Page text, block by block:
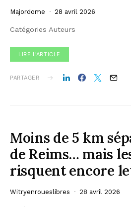
Majordome 28 avril 2026
Catégories Auteurs
LIRE L'ARTICLE
PARTAGER
Moins de 5 km
de Reims… mais
risquent encore
Witryenroueslibres 28 avril 2026